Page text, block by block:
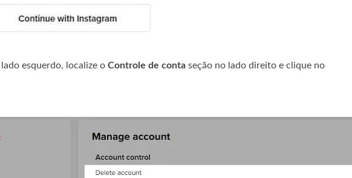
esquerdo, localize o Controle de conta seção no lado direito e clique no